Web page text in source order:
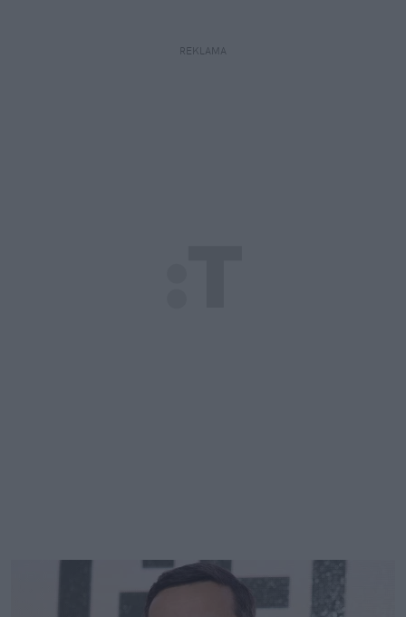
REKLAMA